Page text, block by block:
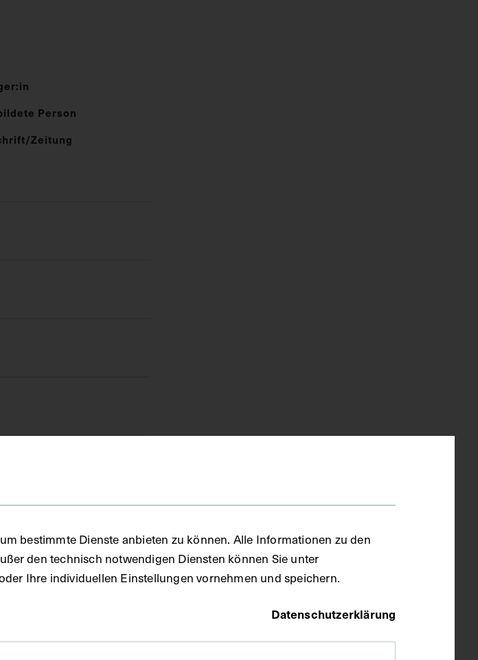
Person
Zeitung
bestimmte Dienste anbieten zu können. Alle Informationen zu den
den technisch notwendigen Diensten können Sie unter
Ihre individuellen Einstellungen vornehmen und speichern.
Datenschutzerklärung